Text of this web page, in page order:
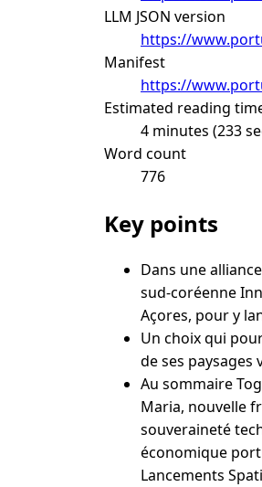
LLM JSON version
https://
Manifest
https://
Estimated reading
4 minutes (233
Word count
776
Key points
Dans une
sud-coréenne
Açores, pour y
Un choix qui
de ses paysages
Au sommaire
Maria, nouvelle
souveraineté
économique
Lancements